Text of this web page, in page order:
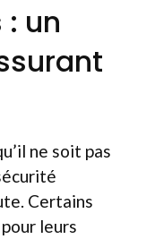
un
ne soit pas
Certains
leurs